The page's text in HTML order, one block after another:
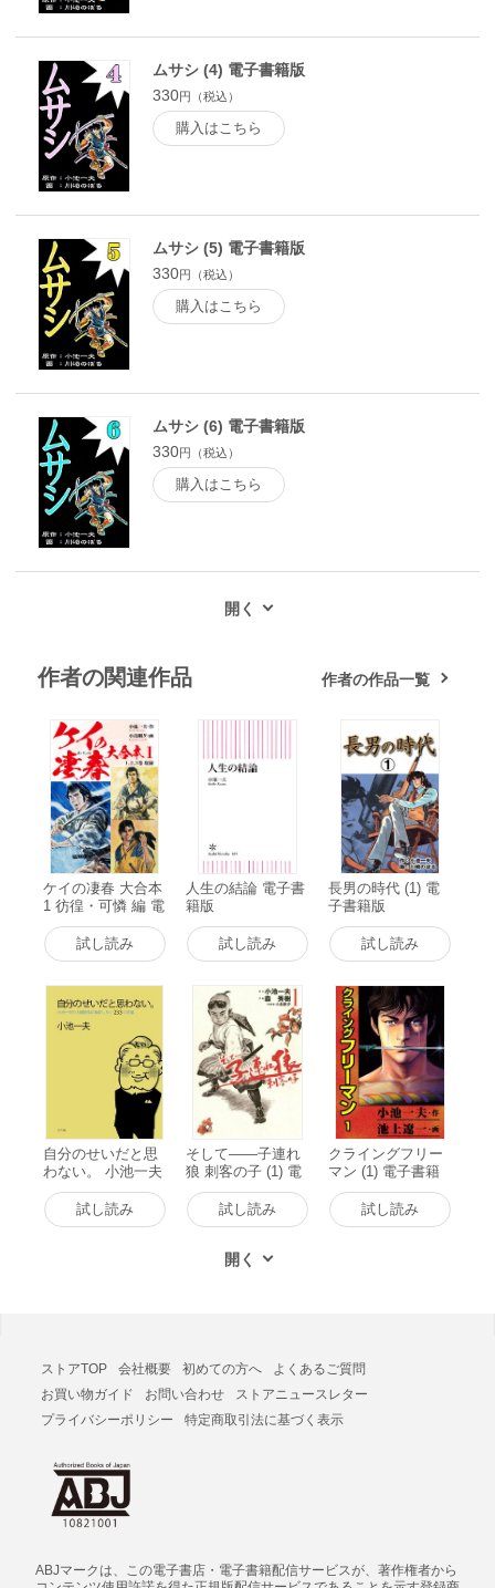
ムサシ (4) 電子書籍版
330円（税込）
購入はこちら
ムサシ (5) 電子書籍版
330円（税込）
購入はこちら
ムサシ (6) 電子書籍版
330円（税込）
購入はこちら
作者の関連作品 作者の作品一覧
ケイの凄春 大合本
1 彷徨・可憐 編 電
子書籍版
試し読み
人生の結論 電子書
籍版
試し読み
長男の時代 (1) 電
子書籍版
試し読み
自分のせいだと思
わない。 小池一夫
の人間関係に執着
しない233の言葉
電子書籍版
試し読み
そして――子連れ
狼 刺客の子 (1) 電
子書籍版
試し読み
クライングフリー
マン (1) 電子書籍
試し読み
ストアTOP 会社概要 初めての方へ
よくあるご質問
お買い物ガイド
お問い合わせ
ストアニュースレター
プライバシーポリシー
特定商取引法に基づく表示
ABJマークは、この電子書店・電子書籍配信サービスが、著作権者から